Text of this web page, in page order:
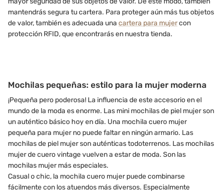
mantendrás segura tu cartera. Para proteger aún más tus objetos
de valor, también es adecuada una cartera para mujercon
protección RFID, que encontrarás en nuestra tienda.
Mochilas pequeñas: estilo para la mujer moderna
¡Pequeña pero poderosa! La influencia de este accesorio en el
mundo de la moda es enorme. Las mini mochilas de piel mujer son
un auténtico básico hoy en día. Una mochila cuero mujer
pequeña para mujer no puede faltar en ningún armario. Las
mochilas de piel mujer son auténticas todoterrenos. Las mochilas
mujer de cuero vintage vuelven a estar de moda. Son las
mochilas mujer más especiales.
Casual o chic, la mochila cuero mujer puede combinarse
fácilmente con los atuendos más diversos. Especialmente